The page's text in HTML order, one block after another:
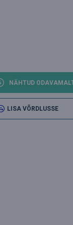
NÄHTUD
LISA VÕRDLUSSE